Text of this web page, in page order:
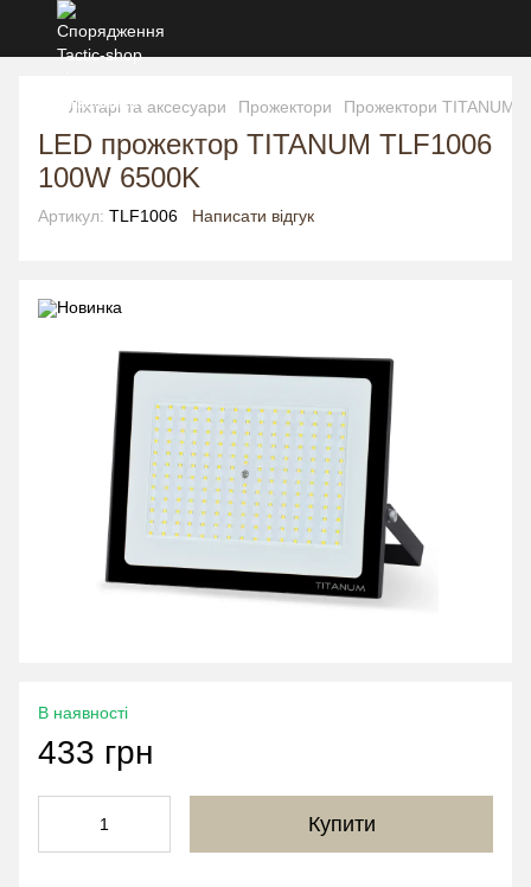
Ліхтарі та аксесуари Прожектори Прожектори TITANUM
LED прожектор TITANUM TLF1006
100W 6500K
Артикул: TLF1006 Написати відгук
В наявності
433 грн
Купити